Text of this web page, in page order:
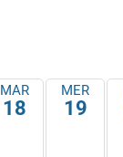
MAR
18
MER
19